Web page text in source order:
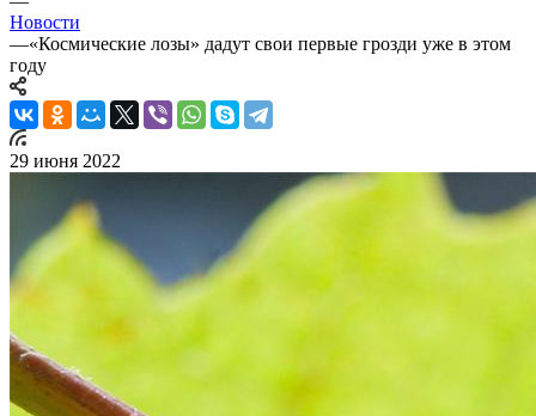
Новости
—«Космические лозы» дадут свои первые грозди уже в этом
году
29 июня 2022